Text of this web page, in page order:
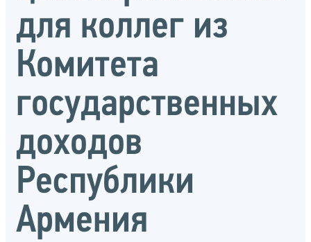
для коллег из
Комитета
государственных
доходов
Республики
Армения